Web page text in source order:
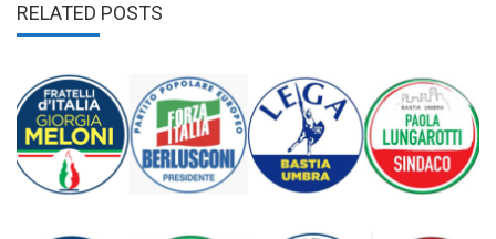
RELATED POSTS